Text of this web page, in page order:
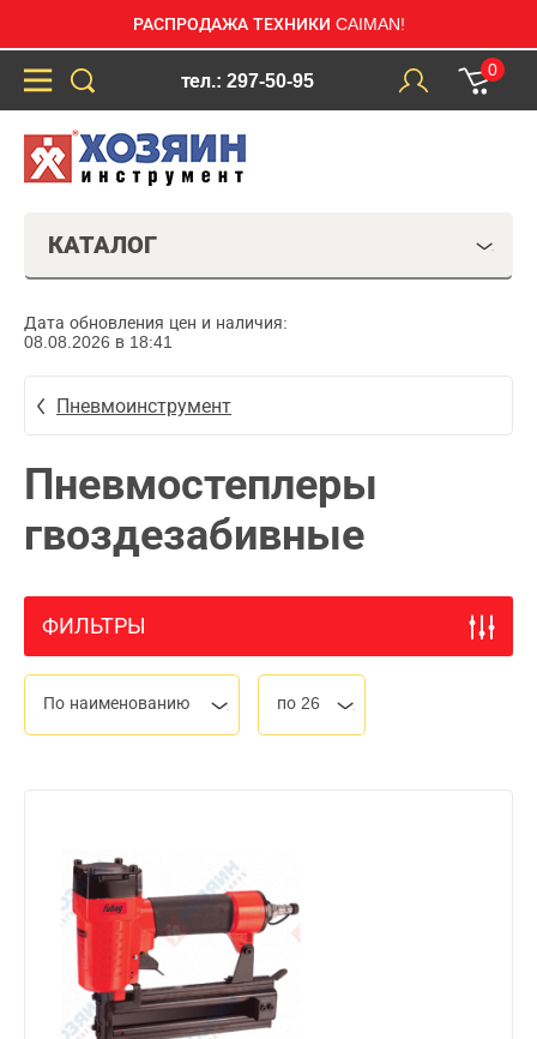
РАСПРОДАЖА ТЕХНИКИ CAIMAN!
тел.: 297-50-95
0
КАТАЛОГ
Дата обновления цен и наличия:
08.08.2026 в 18:41
Пневмоинструмент
Пневмостеплеры
гвоздезабивные
ФИЛЬТРЫ
По наименованию по 26